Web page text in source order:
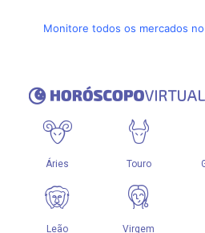
Monitore todos os mercados